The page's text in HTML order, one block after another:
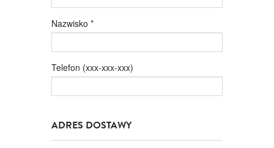
Nazwisko *
Telefon (xxx-xxx-xxx)
ADRES DOSTAWY